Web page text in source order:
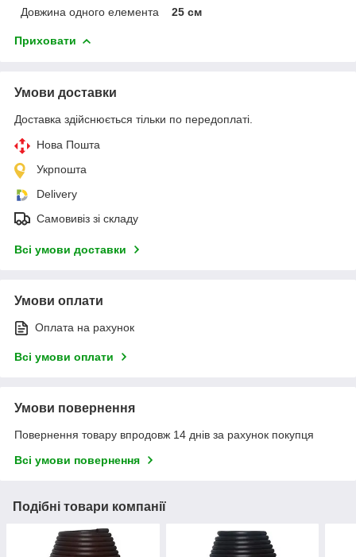
Довжина одного елемента
25 см
Приховати
Умови доставки
Доставка здійснюється тільки по передоплаті.
Нова Пошта
Укрпошта
Delivery
Самовивіз зі складу
Всі умови доставки
Умови оплати
Оплата на рахунок
Всі умови оплати
Умови повернення
Повернення товару впродовж 14 днів за рахунок покупця
Всі умови повернення
Подібні товари компанії